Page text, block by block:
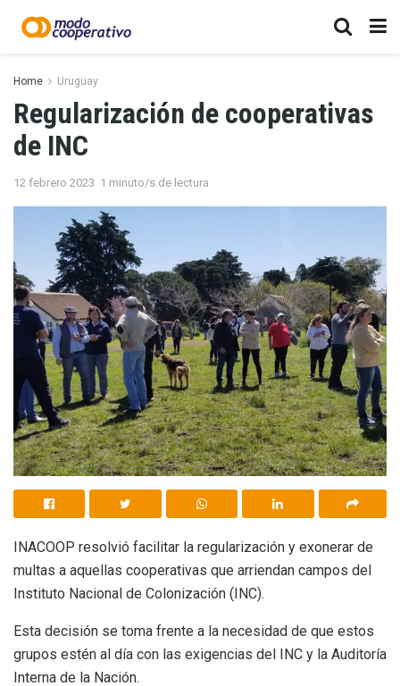
Home Uruguay
Regularización de cooperativas
de INC
12 febrero 2023 1 minuto/s de lectura
INACOOP resolvió facilitar la regularización y exonerar de
multas a aquellas cooperativas que arriendan campos del
Instituto Nacional de Colonización (INC).
Esta decisión se toma frente a la necesidad de que estos
grupos estén al día con las exigencias del INC y la Auditoría
Interna de la Nación.